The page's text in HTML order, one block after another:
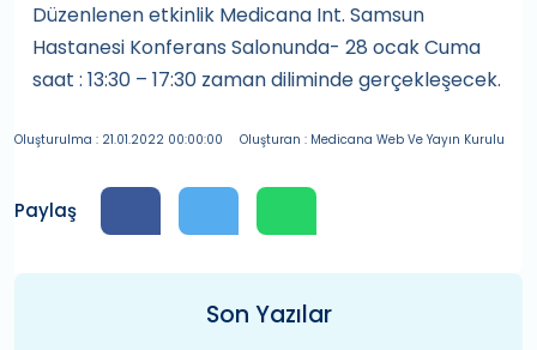
Düzenlenen etkinlik Medicana Int. Samsun
Hastanesi Konferans Salonunda- 28 ocak Cuma
saat : 13:30 – 17:30 zaman diliminde gerçekleşecek.
Oluşturulma : 21.01.2022 00:00:00 Oluşturan : Medicana Web Ve Yayın Kurulu
Paylaş
Son Yazılar